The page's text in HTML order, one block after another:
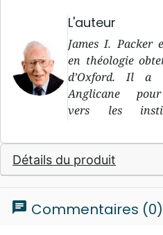
L'auteur
James I. Packer
en théologie
d’Oxford. Il a
Anglicane
vers les
au Tyndale
jusqu’en 1961
de doyen au
Cette année
du Trinity
Détails du produit
chat Commentaires (0)